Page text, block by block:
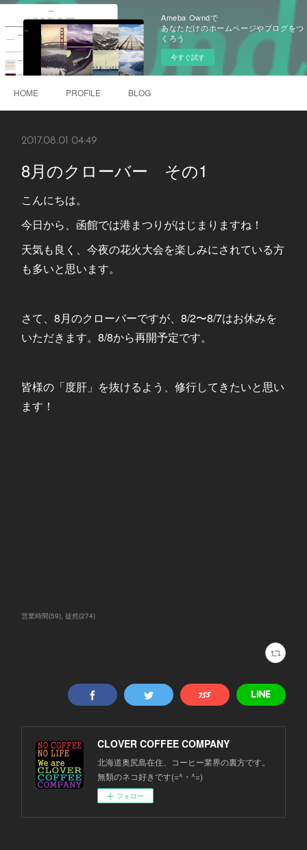
Ameba Owndで
あなただけのホームページやブログをつ
くろう
今すぐ試す
HOME PROFILE BLOG
2017.08.01 04:49
8月のクローバー その1
こんにちは。
今日から、函館では港まつりがはじまりますね！
天気も良く、今夜の花火大会を楽しみにされている方
も多いと思います。
さて、8月のクローバーですが、8/2〜8/7はお休みを
いただきます。8/8から再開予定です。
皆様の「度肝」を抜けるよう、修行してきたいと思い
ます！
営業時間(59) 徒然(274)
CLOVER COFFEE COMPANY
北海道奥尻島在住、コーヒー業界の裏方です。
無類のネコ好きです(=^・^=)
フォロー